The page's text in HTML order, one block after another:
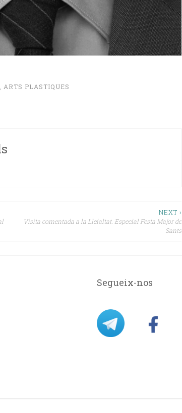
, ARTS PLASTIQUES
NEXT ›
Visita comentada a la Lleialtat. Especial Festa Major de
Sants
Segueix-nos